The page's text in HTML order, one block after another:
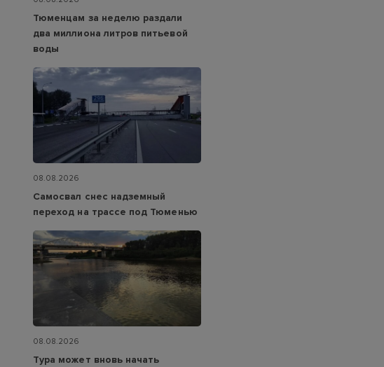
Тюменцам за неделю раздали
два миллиона литров питьевой
воды
08.08.2026
Самосвал снес надземный
переход на трассе под Тюменью
08.08.2026
Тура может вновь начать